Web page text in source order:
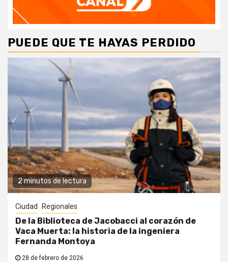
PUEDE QUE TE HAYAS PERDIDO
2 minutos de lectura
Ciudad Regionales
De la Biblioteca de Jacobacci al corazón de
Vaca Muerta: la historia de la ingeniera
Fernanda Montoya
28 de febrero de 2026